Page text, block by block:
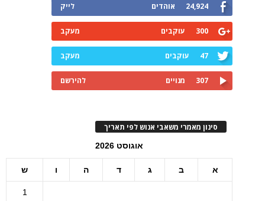
24,924 אוהדים לייק
300 עוקבים מעקב
47 עוקבים מעקב
307 מנויים להירשם
סינון מאמרי משאבי אנוש לפי תאריך
אוגוסט 2026
א ב ג ד ה ו ש
1